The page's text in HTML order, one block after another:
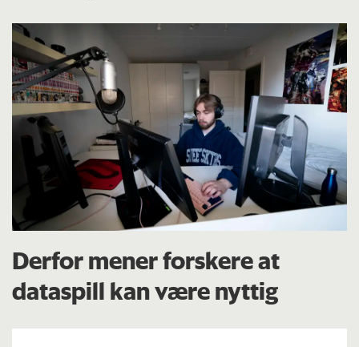
Derfor mener forskere at
dataspill kan være nyttig